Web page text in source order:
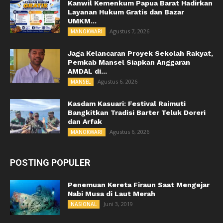
Kanwil Kemenkum Papua Barat Hadirkan
Layanan Hukum Gratis dan Bazar
UMKM...
MANOKWARI Agustus 7, 2026
Jaga Kelancaran Proyek Sekolah Rakyat,
Pemkab Mansel Siapkan Anggaran
AMDAL di...
MANSEL Agustus 6, 2026
Kasdam Kasuari: Festival Raimuti
Bangkitkan Tradisi Barter Teluk Doreri
dan Arfak
MANOKWARI Agustus 6, 2026
POSTING POPULER
Penemuan Kereta Firaun Saat Mengejar
Nabi Musa di Laut Merah
NASIONAL Juni 3, 2019